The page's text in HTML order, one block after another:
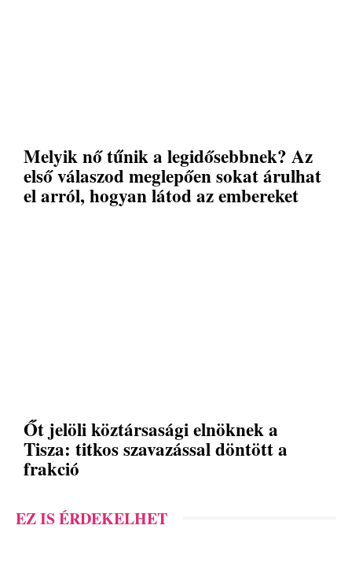
Melyik nő tűnik a legidősebbnek? Az
első válaszod meglepően sokat árulhat
el arról, hogyan látod az embereket
Őt jelöli köztársasági elnöknek a
Tisza: titkos szavazással döntött a
frakció
EZ IS ÉRDEKELHET